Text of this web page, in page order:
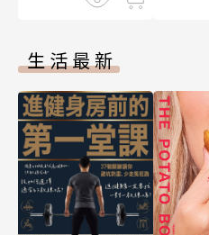
生活最新